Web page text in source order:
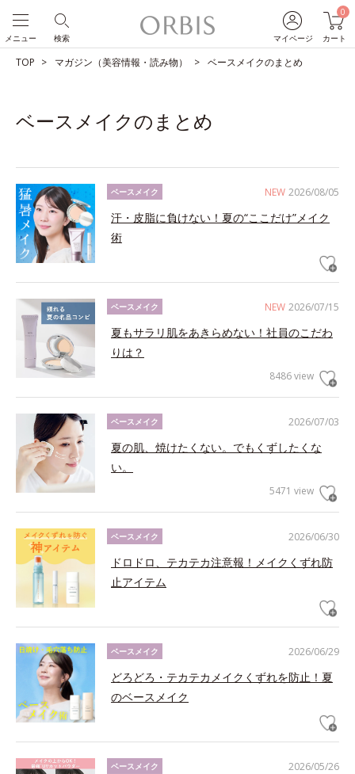
マイページ
0
カート
検索
メニュー
TOP マガジン（美容情報・読み物） ベースメイクのまとめ
ベースメイクのまとめ
NEW 2026/08/05
ベースメイク
汗・皮脂に負けない！夏の“ここだけ”メイク
術
NEW 2026/07/15
ベースメイク
夏もサラリ肌をあきらめない！社員のこだわ
りは？
8486 view
2026/07/03
ベースメイク
夏の肌、焼けたくない。でもくずしたくな
い。
5471 view
2026/06/30
ベースメイク
ドロドロ、テカテカ注意報！メイクくずれ防
止アイテム
2026/06/29
ベースメイク
どろどろ・テカテカメイクくずれを防止！夏
のベースメイク
2026/05/26
ベースメイク